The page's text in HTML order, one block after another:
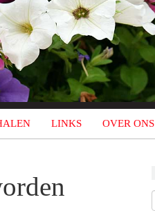
LINKS OVER ONS